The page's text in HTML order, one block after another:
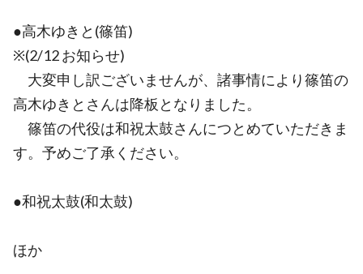
●高木ゆきと(篠笛)
※(2/12 お知らせ)
大変申し訳ございませんが、諸事情により篠笛の
高木ゆきとさんは降板となりました。
篠笛の代役は和祝太鼓さんにつとめていただきま
す。予めご了承ください。
●和祝太鼓(和太鼓)
ほか